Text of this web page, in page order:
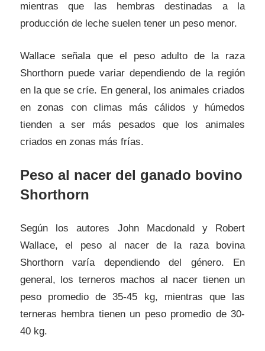
mientras que las hembras destinadas a la
producción de leche suelen tener un peso menor.
Wallace señala que el peso adulto de la raza
Shorthorn puede variar dependiendo de la región
en la que se críe. En general, los animales criados
en zonas con climas más cálidos y húmedos
tienden a ser más pesados que los animales
criados en zonas más frías.
Peso al nacer del ganado bovino
Shorthorn
Según los autores John Macdonald y Robert
Wallace, el peso al nacer de la raza bovina
Shorthorn varía dependiendo del género. En
general, los terneros machos al nacer tienen un
peso promedio de 35-45 kg, mientras que las
terneras hembra tienen un peso promedio de 30-
40 kg.